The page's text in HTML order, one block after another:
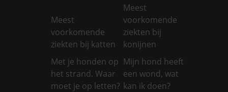
Meest
voorkomende
ziekten bij katten
Meest
voorkomende
ziekten bij
konijnen
Met je honden op
het strand. Waar
moet je op letten?
Mijn hond heeft
een wond, wat
kan ik doen?